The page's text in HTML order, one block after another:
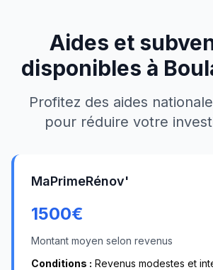
Aides et
disponibles à
Profitez des aides
pour réduire votre
MaPrimeRénov'
1500€
Montant moyen selon revenus
Conditions : Revenus modestes et